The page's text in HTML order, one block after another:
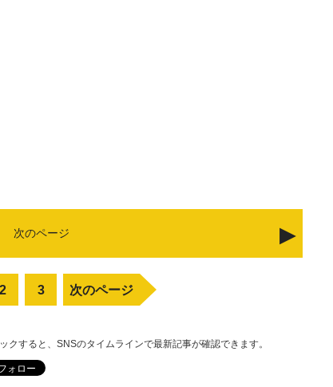
次のページ
3 次のページ
クすると、SNSのタイムラインで最新記事が確認できます。